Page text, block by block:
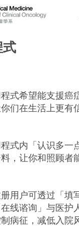
让我们与你并肩
式
程式希望能支援
们在生活上更有
程式内「认识多
，让你和照顾者
用户可透过「填
线谘询」与医护
病征，减低入院